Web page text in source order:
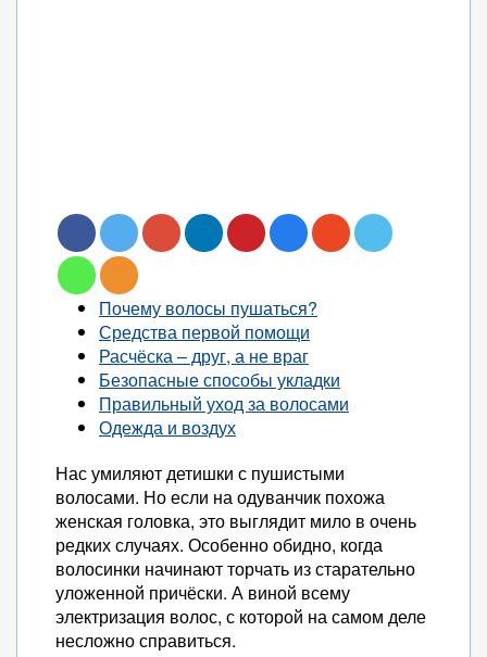
Почему волосы пушаться?
Средства первой помощи
Расчёска – друг, а не враг
Безопасные способы укладки
Правильный уход за волосами
Одежда и воздух
Нас умиляют детишки с пушистыми
волосами. Но если на одуванчик похожа
женская головка, это выглядит мило в очень
редких случаях. Особенно обидно, когда
волосинки начинают торчать из старательно
уложенной причёски. А виной всему
электризация волос, с которой на самом деле
несложно справиться.